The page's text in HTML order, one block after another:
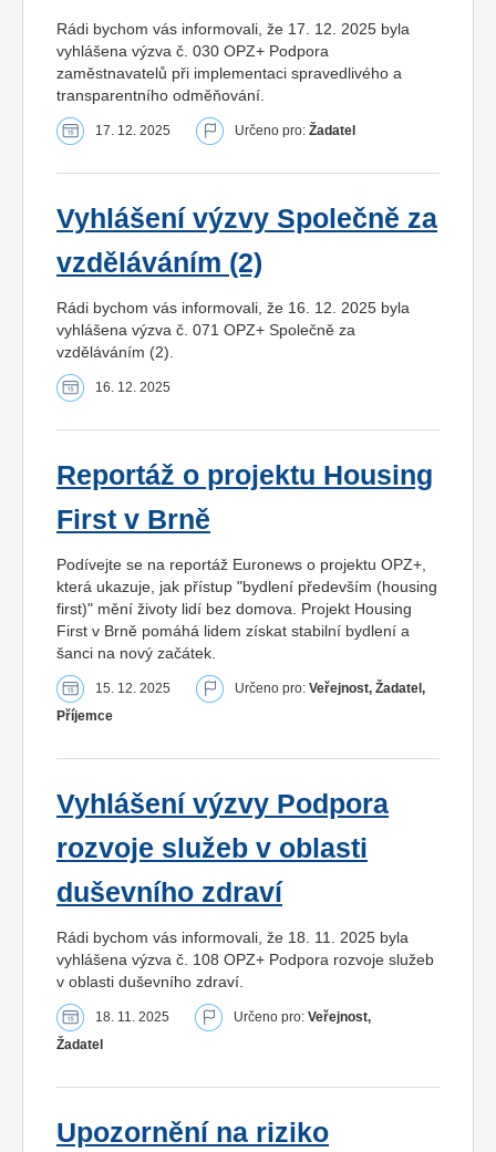
Rádi bychom vás informovali, že 17. 12. 2025 byla
vyhlášena výzva č. 030 OPZ+ Podpora
zaměstnavatelů při implementaci spravedlivého a
transparentního odměňování.
17. 12. 2025 Určeno pro: Žadatel
Vyhlášení výzvy Společně za
vzděláváním (2)
Rádi bychom vás informovali, že 16. 12. 2025 byla
vyhlášena výzva č. 071 OPZ+ Společně za
vzděláváním (2).
16. 12. 2025
Reportáž o projektu Housing
First v Brně
Podívejte se na reportáž Euronews o projektu OPZ+,
která ukazuje, jak přístup "bydlení především (housing
first)" mění životy lidí bez domova. Projekt Housing
First v Brně pomáhá lidem získat stabilní bydlení a
šanci na nový začátek.
15. 12. 2025 Určeno pro: Veřejnost, Žadatel,
Příjemce
Vyhlášení výzvy Podpora
rozvoje služeb v oblasti
duševního zdraví
Rádi bychom vás informovali, že 18. 11. 2025 byla
vyhlášena výzva č. 108 OPZ+ Podpora rozvoje služeb
v oblasti duševního zdraví.
18. 11. 2025 Určeno pro: Veřejnost,
Žadatel
Upozornění na riziko